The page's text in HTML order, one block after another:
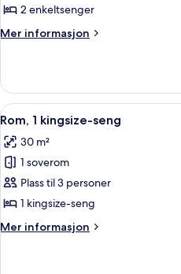
2 enkeltsenger
Mer informasjon
Mer
Åpne
alle
bildene
av
Rom,
1
kingsize-
seng
8
Rom, 1 kingsize-seng
30 m²
1 soverom
Plass til 3 personer
1 kingsize-seng
Mer informasjon
Mer